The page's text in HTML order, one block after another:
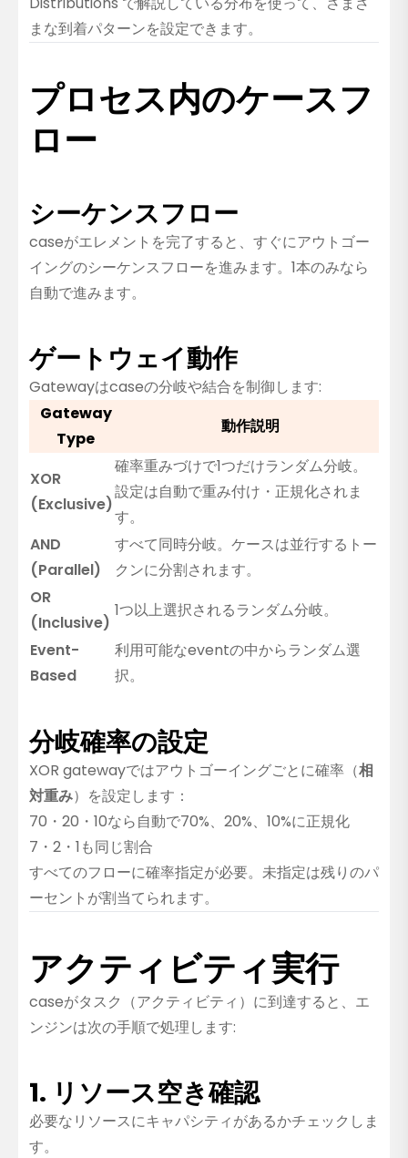
まな到着パターンを設定できます。
プロセス内のケースフ
ロー
シーケンスフロー
caseがエレメントを完了すると、すぐにアウトゴー
イングのシーケンスフローを進みます。1本のみなら
自動で進みます。
ゲートウェイ動作
Gatewayはcaseの分岐や結合を制御します:
Gateway
Type
動作説明
XOR
(Exclusive)
確率重みづけで1つだけランダム分岐。
設定は自動で重み付け・正規化されま
す。
AND
(Parallel)
すべて同時分岐。ケースは並行するトー
クンに分割されます。
OR
(Inclusive)
1つ以上選択されるランダム分岐。
Event-
Based
利用可能なeventの中からランダム選
択。
分岐確率の設定
XOR gatewayではアウトゴーイングごとに確率（相
対重み）を設定します：
70・20・10なら自動で70%、20%、10%に正規化
7・2・1も同じ割合
すべてのフローに確率指定が必要。未指定は残りのパ
ーセントが割当てられます。
アクティビティ実行
caseがタスク（アクティビティ）に到達すると、エ
ンジンは次の手順で処理します:
1. リソース空き確認
必要なリソースにキャパシティがあるかチェックしま
す。